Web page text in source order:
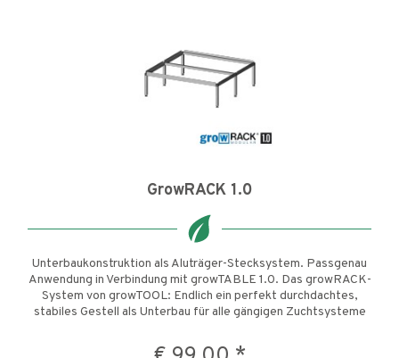
GrowRACK 1.0
Unterbaukonstruktion als Aluträger-Stecksystem. Passgenau
Anwendung in Verbindung mit growTABLE 1.0. Das growRACK-
System von growTOOL: Endlich ein perfekt durchdachtes,
stabiles Gestell als Unterbau für alle gängigen Zuchtsysteme